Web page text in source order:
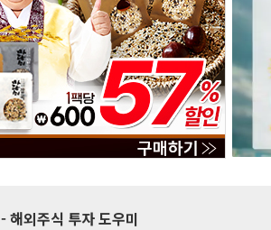
- 해외주식 투자 도우미